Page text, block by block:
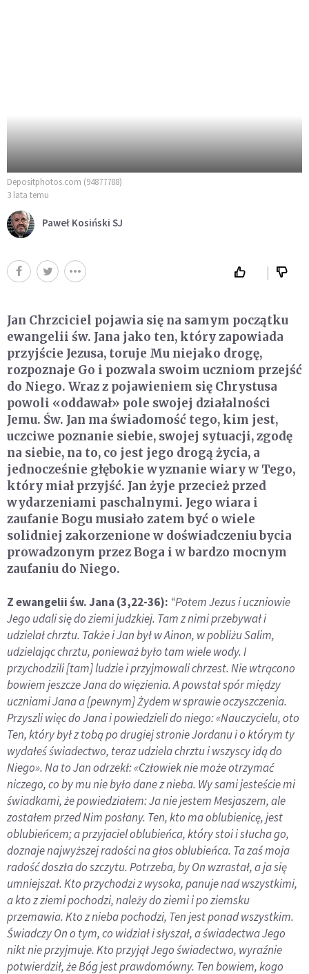
Depositphotos.com (94877788)
3 lata temu
Paweł Kosiński SJ
Jan Chrzciciel pojawia się na samym początku
ewangelii św. Jana jako ten, który zapowiada
przyjście Jezusa, toruje Mu niejako drogę,
rozpoznaje Go i pozwala swoim uczniom przejść
do Niego. Wraz z pojawieniem się Chrystusa
powoli «oddawał» pole swojej działalności
Jemu. Św. Jan ma świadomość tego, kim jest,
uczciwe poznanie siebie, swojej sytuacji, zgodę
na siebie, na to, co jest jego drogą życia, a
jednocześnie głębokie wyznanie wiary w Tego,
który miał przyjść. Jan żyje przecież przed
wydarzeniami paschalnymi. Jego wiara i
zaufanie Bogu musiało zatem być o wiele
solidniej zakorzenione w doświadczeniu bycia
prowadzonym przez Boga i w bardzo mocnym
zaufaniu do Niego.
Z ewangelii św. Jana (3,22-36): “Potem Jezus i uczniowie
Jego udali się do ziemi judzkiej. Tam z nimi przebywał i
udzielał chrztu. Także i Jan był w Ainon, w pobliżu Salim,
udzielając chrztu, ponieważ było tam wiele wody. I
przychodzili [tam] ludzie i przyjmowali chrzest. Nie wtrącono
bowiem jeszcze Jana do więzienia. A powstał spór między
uczniami Jana a [pewnym] Żydem w sprawie oczyszczenia.
Przyszli więc do Jana i powiedzieli do niego: «Nauczycielu, oto
Ten, który był z tobą po drugiej stronie Jordanu i o którym ty
wydałeś świadectwo, teraz udziela chrztu i wszyscy idą do
Niego». Na to Jan odrzekł: «Człowiek nie może otrzymać
niczego, co by mu nie było dane z nieba. Wy sami jesteście mi
świadkami, że powiedziałem: Ja nie jestem Mesjaszem, ale
zostałem przed Nim posłany. Ten, kto ma oblubienicę, jest
oblubieńcem; a przyjaciel oblubieńca, który stoi i słucha go,
doznaje najwyższej radości na głos oblubieńca. Ta zaś moja
radość doszła do szczytu. Potrzeba, by On wzrastał, a ja się
umniejszał. Kto przychodzi z wysoka, panuje nad wszystkimi,
a kto z ziemi pochodzi, należy do ziemi i po ziemsku
przemawia. Kto z nieba pochodzi, Ten jest ponad wszystkim.
Świadczy On o tym, co widział i słyszał, a świadectwa Jego
nikt nie przyjmuje. Kto przyjął Jego świadectwo, wyraźnie
potwierdził, że Bóg jest prawdomówny. Ten bowiem, kogo